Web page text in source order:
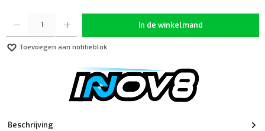
In de winkelmand
Toevoegen aan notitieblok
Beschrijving